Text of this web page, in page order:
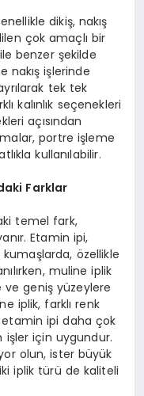
dikiş, nakış
çok amaçlı bir
benzer şekilde
nakış işlerinde
tek tek
kalınlık seçenekleri
açısından
portre işleme
kullanılabilir.
Farklar
temel fark,
Etamin ipi,
özellikle
muline iplik
ve geniş yüzeylere
iplik, farklı renk
etamin ipi daha çok
işler için uygundur.
olun, ister büyük
iplik türü de kaliteli